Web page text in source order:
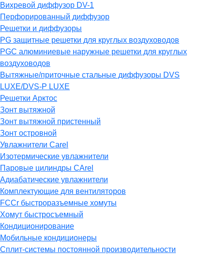
Вихревой диффузор DV-1
Перфорированный диффузор
Решетки и диффузоры
PG защитные решетки для круглых воздуховодов
PGC алюминиевые наружные решетки для круглых
воздуховодов
Вытяжные/приточные стальные диффузоры DVS
LUXE/DVS-P LUXE
Решетки Арктос
Зонт вытяжной
Зонт вытяжной пристенный
Зонт островной
Увлажнители Carel
Изотермические увлажнители
Паровые цилиндры CArel
Адиабатические увлажнители
Комплектующие для вентиляторов
FCCr быстроразъемные хомуты
Хомут быстросъемный
Кондиционирование
Мобильные кондиционеры
Сплит-системы постоянной производительности